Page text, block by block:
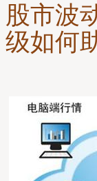
股市波
级如何